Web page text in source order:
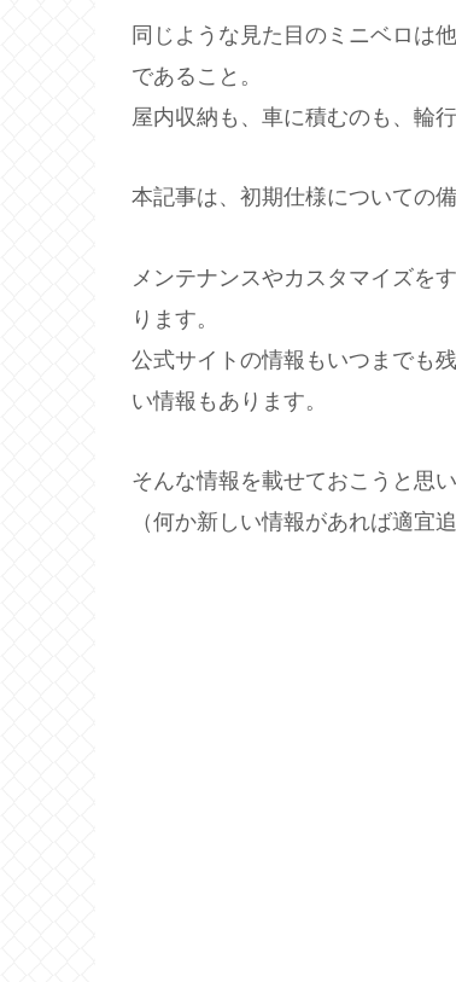
同じような見た目のミニベロは
であること。
屋内収納も、車に積むのも、輪
本記事は、初期仕様についての
メンテナンスやカスタマイズを
ります。
公式サイトの情報もいつまでも
い情報もあります。
そんな情報を載せておこうと思い
（何か新しい情報があれば適宜